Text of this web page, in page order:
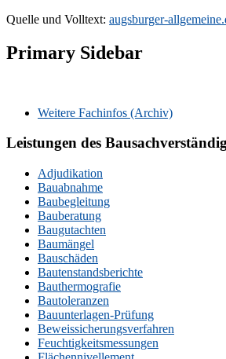
Quelle und Volltext: augsburger-
Primary Sidebar
Weitere Fachinfos (Archiv)
Leistungen des
Adjudikation
Bauabnahme
Baubegleitung
Bauberatung
Baugutachten
Baumängel
Bauschäden
Bautenstandsberichte
Bauthermografie
Bautoleranzen
Bauunterlagen-Prüfung
Beweissicherungsverfahren
Feuchtigkeitsmessungen